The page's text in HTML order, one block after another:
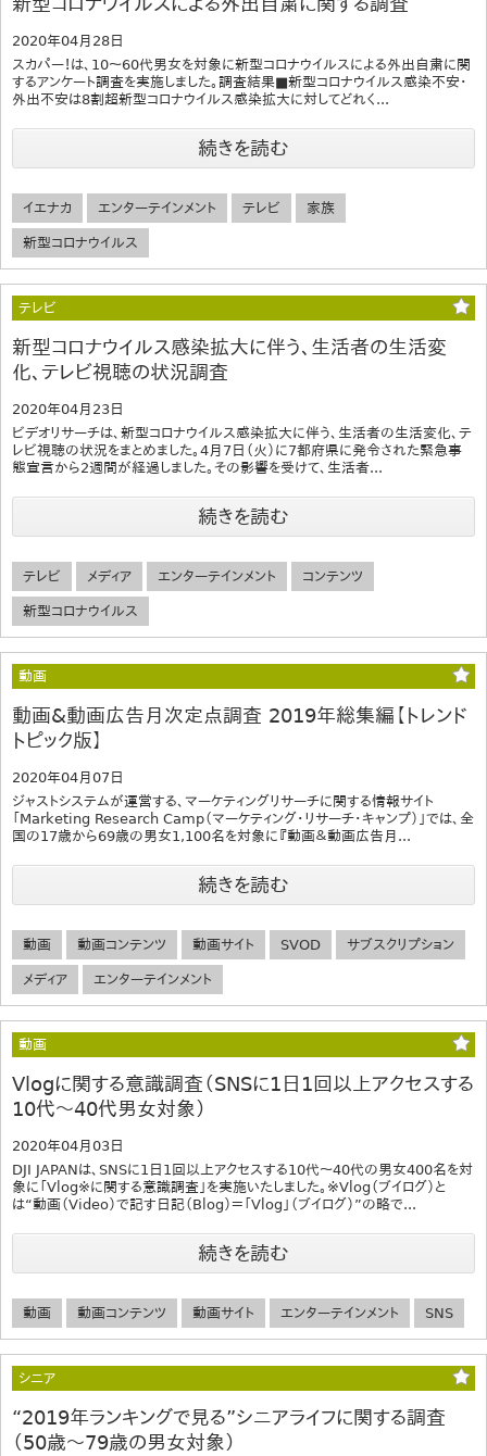
2020年04月28日
スカパー！は、10～60代男女を対象に新型コロナウイルスによる外出自粛に関
するアンケート調査を実施しました。調査結果■新型コロナウイルス感染不安・
外出不安は8割超新型コロナウイルス感染拡大に対してどれく...
続きを読む
イエナカ エンターテインメント テレビ 家族
新型コロナウイルス
テレビ
新型コロナウイルス感染拡大に伴う、生活者の生活変
化、テレビ視聴の状況調査
2020年04月23日
ビデオリサーチは、新型コロナウイルス感染拡大に伴う、生活者の生活変化、テ
レビ視聴の状況をまとめました。4月7日（火）に7都府県に発令された緊急事
態宣言から2週間が経過しました。その影響を受けて、生活者...
続きを読む
テレビ メディア エンターテインメント コンテンツ
新型コロナウイルス
動画
動画&動画広告月次定点調査 2019年総集編【トレンド
トピック版】
2020年04月07日
ジャストシステムが運営する、マーケティングリサーチに関する情報サイト
「Marketing Research Camp（マーケティング・リサーチ・キャンプ）」では、全
国の17歳から69歳の男女1,100名を対象に『動画＆動画広告月...
続きを読む
動画 動画コンテンツ 動画サイト SVOD サブスクリプション
メディア エンターテインメント
動画
Vlogに関する意識調査（SNSに1日1回以上アクセスする
10代～40代男女対象）
2020年04月03日
DJI JAPANは、SNSに1日1回以上アクセスする10代～40代の男女400名を対
象に「Vlog※に関する意識調査」を実施いたしました。※Vlog（ブイログ）と
は“動画（Video）で記す日記（Blog）＝「Vlog」（ブイログ）”の略で...
続きを読む
動画 動画コンテンツ 動画サイト エンターテインメント SNS
シニア
“2019年ランキングで見る”シニアライフに関する調査
（50歳～79歳の男女対象）